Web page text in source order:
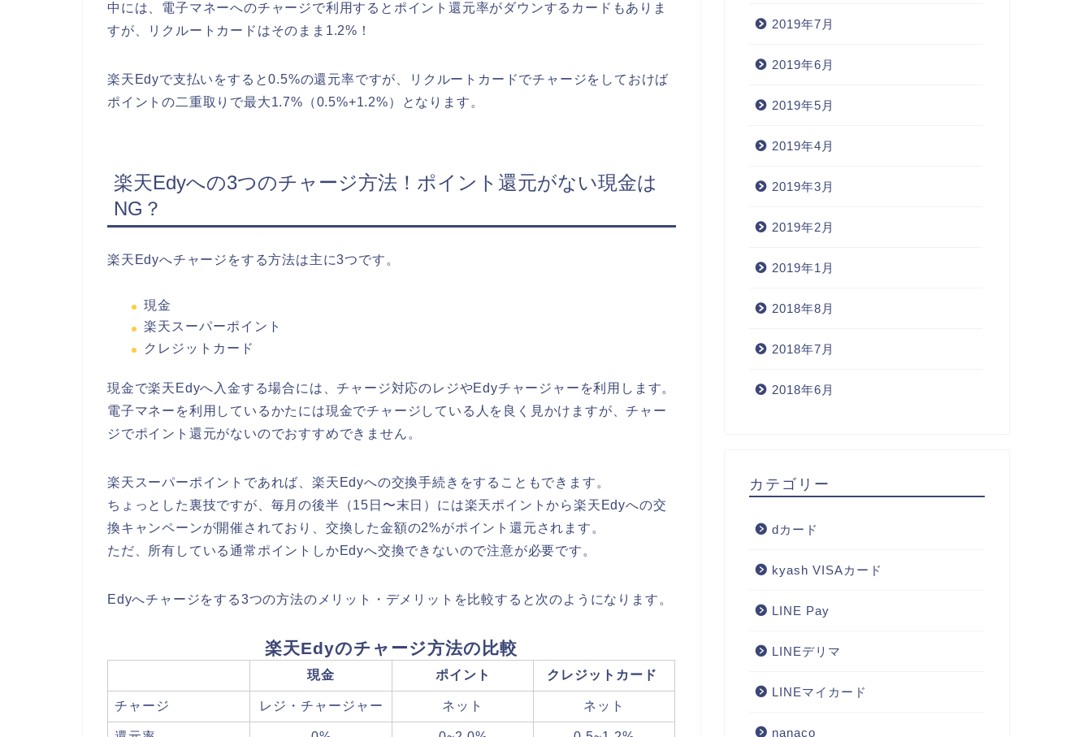
中には、電子マネーへのチャージで利用するとポイント還元率がダウンするカードもありま
すが、リクルートカードはそのまま1.2%！
楽天Edyで支払いをすると0.5%の還元率ですが、リクルートカードでチャージをしておけば
ポイントの二重取りで最大1.7%（0.5%+1.2%）となります。
楽天Edyへの3つのチャージ方法！ポイント還元がない現金は
NG？
楽天Edyへチャージをする方法は主に3つです。
現金
楽天スーパーポイント
クレジットカード
現金で楽天Edyへ入金する場合には、チャージ対応のレジやEdyチャージャーを利用します。
電子マネーを利用しているかたには現金でチャージしている人を良く見かけますが、チャー
ジでポイント還元がないのでおすすめできません。
楽天スーパーポイントであれば、楽天Edyへの交換手続きをすることもできます。
ちょっとした裏技ですが、毎月の後半（15日〜末日）には楽天ポイントから楽天Edyへの交
換キャンペーンが開催されており、交換した金額の2%がポイント還元されます。
ただ、所有している通常ポイントしかEdyへ交換できないので注意が必要です。
Edyへチャージをする3つの方法のメリット・デメリットを比較すると次のようになります。
楽天Edyのチャージ方法の比較
現金 ポイント クレジットカード
チャージ レジ・チャージャー ネット ネット
2019年7月
2019年6月
2019年5月
2019年4月
2019年3月
2019年2月
2019年1月
2018年8月
2018年7月
2018年6月
カテゴリー
dカード
kyash VISAカード
LINE Pay
LINEデリマ
LINEマイカード
nanaco